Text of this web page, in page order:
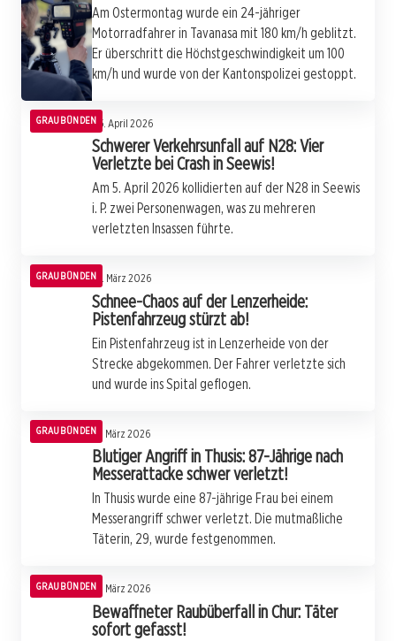
Am Ostermontag wurde ein 24-jähriger
Motorradfahrer in Tavanasa mit 180 km/h geblitzt.
Er überschritt die Höchstgeschwindigkeit um 100
km/h und wurde von der Kantonspolizei gestoppt.
GRAUBÜNDEN05. April 2026
Schwerer Verkehrsunfall auf N28: Vier
Verletzte bei Crash in Seewis!
Am 5. April 2026 kollidierten auf der N28 in Seewis
i. P. zwei Personenwagen, was zu mehreren
verletzten Insassen führte.
GRAUBÜNDEN28. März 2026
Schnee-Chaos auf der Lenzerheide:
Pistenfahrzeug stürzt ab!
Ein Pistenfahrzeug ist in Lenzerheide von der
Strecke abgekommen. Der Fahrer verletzte sich
und wurde ins Spital geflogen.
GRAUBÜNDEN27. März 2026
Blutiger Angriff in Thusis: 87-Jährige nach
Messerattacke schwer verletzt!
In Thusis wurde eine 87-jährige Frau bei einem
Messerangriff schwer verletzt. Die mutmaßliche
Täterin, 29, wurde festgenommen.
GRAUBÜNDEN27. März 2026
Bewaffneter Raubüberfall in Chur: Täter
sofort gefasst!